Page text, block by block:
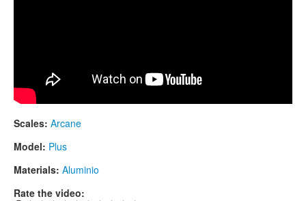
Scales: Arcane
Model: Plus
Materials: Aluminio
Rate the video: